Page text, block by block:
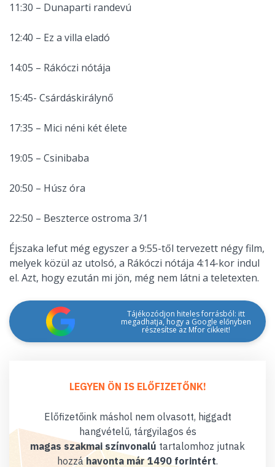
11:30 – Dunaparti randevú
12:40 – Ez a villa eladó
14:05 – Rákóczi nótája
15:45- Csárdáskirálynő
17:35 – Mici néni két élete
19:05 – Csinibaba
20:50 – Húsz óra
22:50 – Beszterce ostroma 3/1
Éjszaka lefut még egyszer a 9:55-től tervezett négy film,
melyek közül az utolsó, a Rákóczi nótája 4:14-kor indul
el. Azt, hogy ezután mi jön, még nem látni a teletexten.
Tájékozódjon hiteles forrásból: itt
megadhatja, hogy a Google előnyben
részesítse az Mfor cikkeit!
LEGYEN ÖN IS ELŐFIZETŐNK!
Előfizetőink máshol nem olvasott, higgadt
hangvételű, tárgyilagos és
magas szakmai színvonalú tartalomhoz jutnak
hozzáhavonta már 1490 forintért.